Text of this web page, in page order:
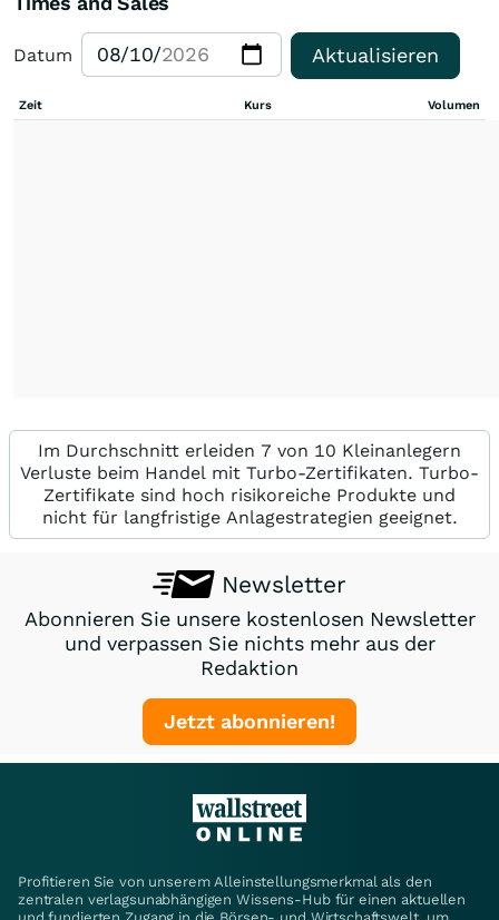
Datum Aktualisieren
Zeit Kurs Volumen
Im Durchschnitt erleiden 7 von 10 Kleinanlegern
Verluste beim Handel mit Turbo-Zertifikaten. Turbo-
Zertifikate sind hoch risikoreiche Produkte und
nicht für langfristige Anlagestrategien geeignet.
Newsletter
Abonnieren Sie unsere kostenlosen Newsletter
und verpassen Sie nichts mehr aus der
Redaktion
Jetzt abonnieren!
Profitieren Sie von unserem Alleinstellungsmerkmal als den
zentralen verlagsunabhängigen Wissens-Hub für einen aktuellen